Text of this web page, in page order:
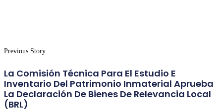
Previous Story
La Comisión Técnica Para El Estudio E
Inventario Del Patrimonio Inmaterial Aprueba
La Declaración De Bienes De Relevancia Local
(BRL)